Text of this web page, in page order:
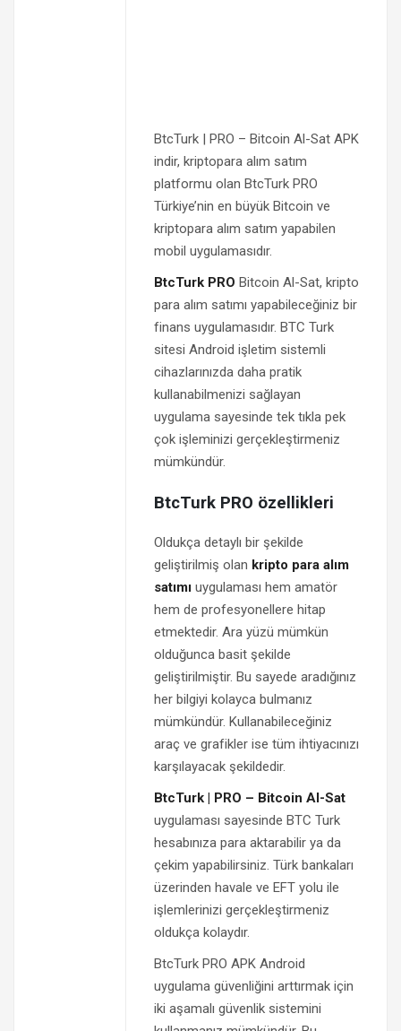
BtcTurk | PRO – Bitcoin Al-Sat APK
indir, kriptopara alım satım
platformu olan BtcTurk PRO
Türkiye’nin en büyük Bitcoin ve
kriptopara alım satım yapabilen
mobil uygulamasıdır.
BtcTurk PRO Bitcoin Al-Sat, kripto
para alım satımı yapabileceğiniz bir
finans uygulamasıdır. BTC Turk
sitesi Android işletim sistemli
cihazlarınızda daha pratik
kullanabilmenizi sağlayan
uygulama sayesinde tek tıkla pek
çok işleminizi gerçekleştirmeniz
mümkündür.
BtcTurk PRO özellikleri
Oldukça detaylı bir şekilde
geliştirilmiş olan kripto para alım
satımıuygulaması hem amatör
hem de profesyonellere hitap
etmektedir. Ara yüzü mümkün
olduğunca basit şekilde
geliştirilmiştir. Bu sayede aradığınız
her bilgiyi kolayca bulmanız
mümkündür. Kullanabileceğiniz
araç ve grafikler ise tüm ihtiyacınızı
karşılayacak şekildedir.
BtcTurk | PRO – Bitcoin Al-Sat
uygulaması sayesinde BTC Turk
hesabınıza para aktarabilir ya da
çekim yapabilirsiniz. Türk bankaları
üzerinden havale ve EFT yolu ile
işlemlerinizi gerçekleştirmeniz
oldukça kolaydır.
BtcTurk PRO APK Android
uygulama güvenliğini arttırmak için
iki aşamalı güvenlik sistemini